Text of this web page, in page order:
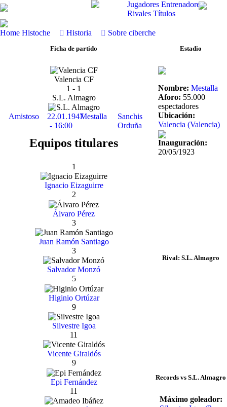
Jugadores Entrenadores
Rivales Títulos
Home Histoche Historia Sobre ciberche
Ficha de partido
Valencia CF
1 - 1
S.L. Almagro
Amistoso
22.01.1947
- 16:00
Mestalla
Sanchis
Orduña
Equipos titulares
1
Ignacio Eizaguirre
2
Álvaro Pérez
3
Juan Ramón Santiago
3
Salvador Monzó
5
Higinio Ortúzar
9
Silvestre Igoa
11
Vicente Giraldós
9
Epi Fernández
11
Estadio
Nombre: Mestalla
Aforo: 55.000
espectadores
Ubicación:
Valencia (Valencia)
Inauguración:
20/05/1923
Rival: S.L. Almagro
Records vs S.L. Almagro
Máximo goleador: